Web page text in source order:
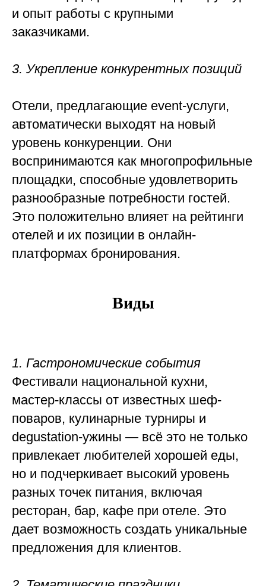
и опыт работы с крупными
заказчиками.
3. Укрепление конкурентных позиций
Отели, предлагающие event-услуги,
автоматически выходят на новый
уровень конкуренции. Они
воспринимаются как многопрофильные
площадки, способные удовлетворить
разнообразные потребности гостей.
Это положительно влияет на рейтинги
отелей и их позиции в онлайн-
платформах бронирования.
Виды
1. Гастрономические события
Фестивали национальной кухни,
мастер-классы от известных шеф-
поваров, кулинарные турниры и
degustation-ужины — всё это не только
привлекает любителей хорошей еды,
но и подчеркивает высокий уровень
разных точек питания, включая
ресторан, бар, кафе при отеле. Это
дает возможность создать уникальные
предложения для клиентов.